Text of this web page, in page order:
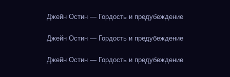
Джейн Остин — Гордость и предубеждение
Джейн Остин — Гордость и предубеждение
Джейн Остин — Гордость и предубеждение